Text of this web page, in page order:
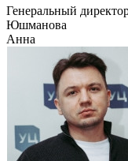
Генеральный
Юшманова
Анна